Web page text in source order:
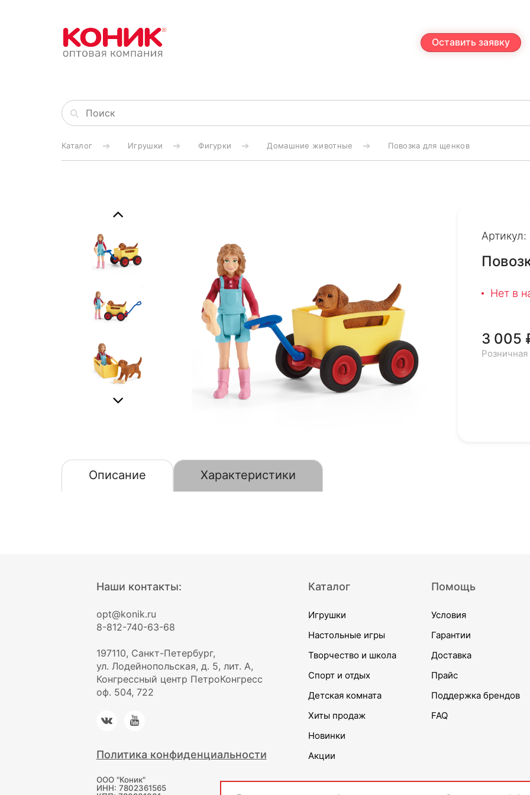
Оставить заявку
Каталог Игрушки Фигурки Домашние животные Повозка для щенков
Артикул:
Нет в
3 005
Описание Характеристики
Наши контакты:
opt@konik.ru
8-812-740-63-68
197110, Санкт-Петербург,
ул. Лодейнопольская, д. 5, лит. А,
Конгрессный центр ПетроКонгресс
оф. 504, 722
Политика конфиденциальности
ООО "Коник"
ИНН: 7802361565
Каталог
Игрушки
Настольные игры
Творчество и школа
Спорт и отдых
Детская комната
Хиты продаж
Новинки
Акции
Помощь
Условия
Гарантии
Доставка
Прайс
Поддержка брендов
FAQ